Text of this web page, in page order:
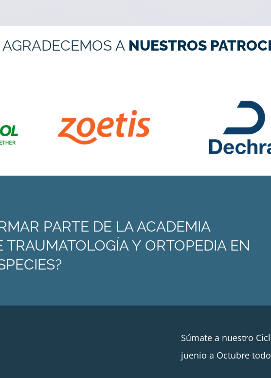
AGRADECEMOS A NUESTROS
PARTE DE LA ACADEMIA
TRAUMATOLOGÍA Y ORTOPEDIA EN
Súmate a nuestro
juenio a Octubre